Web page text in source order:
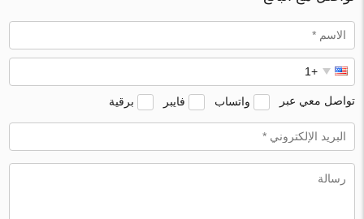
تواصل معي عبر واتساب فايبر برقية